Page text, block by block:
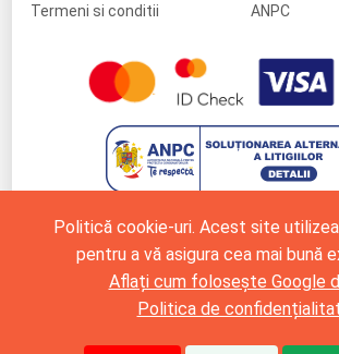
Politică cookie-uri. Acest site
pentru a vă asigura cea mai bună
Aflați cum folosește Google
Politica de
Termeni si conditii
ANPC